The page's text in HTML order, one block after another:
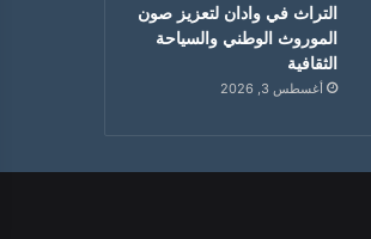
التراث في وادان لتعزيز صون
الموروث الوطني والسياحة
الثقافية
أغسطس 3, 2026